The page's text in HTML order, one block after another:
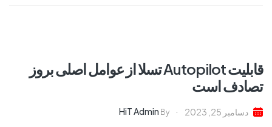
قابلیت Autopilot تسلا از عوامل اصلی بروز
تصادف است
دسامبر 25, 2023 By
HiT Admin